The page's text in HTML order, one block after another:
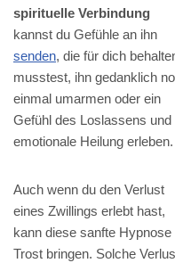
spirituelle Verbindung
kannst du Gefühle an ihn
senden, die für dich
musstest, ihn gedanklich
einmal umarmen oder ein
Gefühl des Loslassens und
emotionale Heilung erleben.
Auch wenn du den Verlust
eines Zwillings erlebt hast,
kann diese sanfte Hypnose
Trost bringen. Solche